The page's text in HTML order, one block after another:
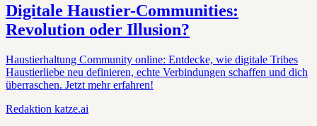
Digitale Haustier-Communities:
Revolution oder Illusion?
Haustierhaltung Community online: Entdecke, wie digitale Tribes
Haustierliebe neu definieren, echte Verbindungen schaffen und dich
überraschen. Jetzt mehr erfahren!
Redaktion katze.ai